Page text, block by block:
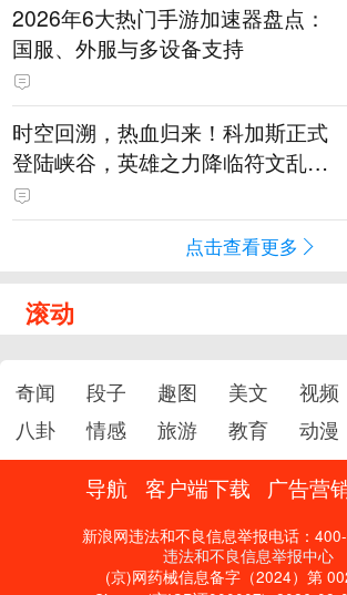
2026年6大热门手游加速器盘点：
国服、外服与多设备支持
时空回溯，热血归来！科加斯正式
登陆峡谷，英雄之力降临符文乱
斗！
点击查看更多
滚动
奇闻 段子 趣图 美文 视频
八卦
情感 旅游 教育 动漫
导航 客户端下载 广告营
新浪网违法和不良信息举报电话：
违法和不良信息举报中心
(京)网药械信息备字（2024）第